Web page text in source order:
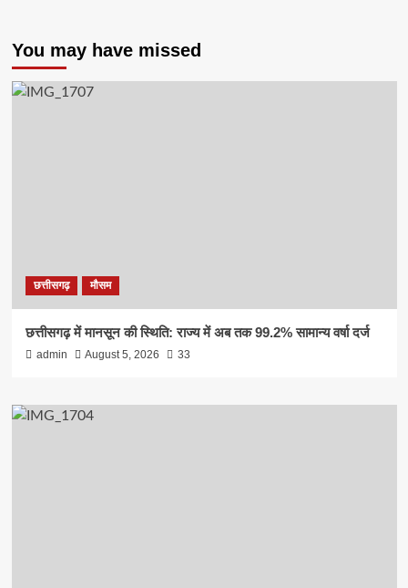
You may have missed
छत्तीसगढ़ मौसम
छत्तीसगढ़ में मानसून की स्थिति: राज्य में अब तक 99.2% सामान्य वर्षा दर्ज
admin August 5, 2026 33